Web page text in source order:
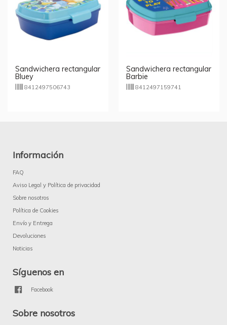
Sandwichera rectangular
Bluey
8412497506743
Sandwichera rectangular
Barbie
8412497159741
Información
FAQ
Aviso Legal y Política de privacidad
Sobre nosotros
Política de Cookies
Envío y Entrega
Devoluciones
Noticias
Síguenos en
Facebook
Sobre nosotros